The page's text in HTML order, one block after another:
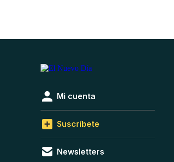
Mi cuenta
Suscríbete
Newsletters